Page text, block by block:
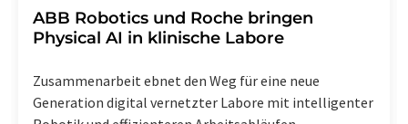
​​​​​​​ABB Robotics und Roche bringen
Physical AI in klinische Labore
Zusammenarbeit ebnet den Weg für eine neue
Generation digital vernetzter Labore mit intelligenter